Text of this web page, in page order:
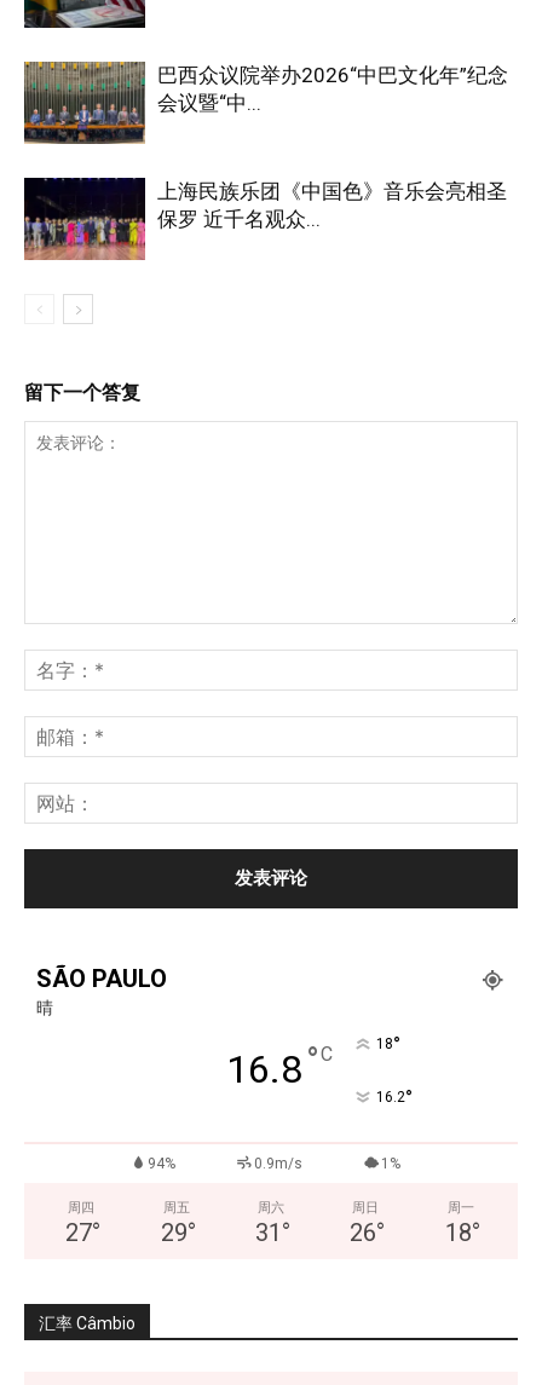
巴西众议院举办2026“中巴文化年”纪念
会议暨“中...
上海民族乐团《中国色》音乐会亮相圣
保罗 近千名观众...
留下一个答复
SÃO PAULO
晴
16.8°C 18°
16.2°
94% 0.9m/s 1%
周四
27°
周五
29°
周六
31 °
周日
26°
周一
18°
汇率 Câmbio